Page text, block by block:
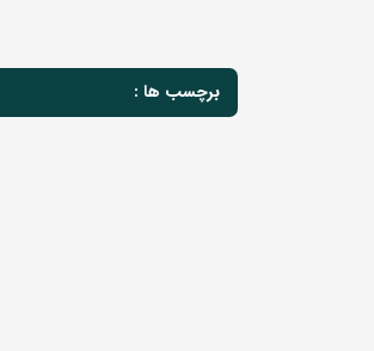
برچسب ها :